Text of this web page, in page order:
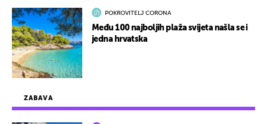
ZABAVA
POKROVITELJ CORONA
Među 100 najboljih plaža svijeta našla se i
jedna hrvatska